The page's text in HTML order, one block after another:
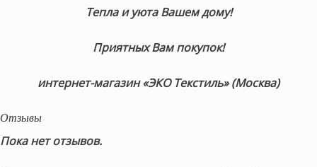
Тепла и уюта Вашем дому!
Приятных Вам покупок!
интернет-магазин «ЭКО Текстиль» (Москва)
Отзывы
Пока нет отзывов.